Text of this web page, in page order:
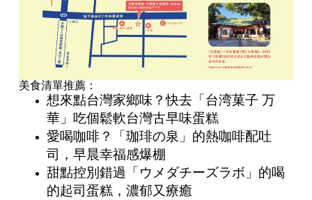
美食清單推薦：
想來點台灣家鄉味？快去「台湾菓子 万
華」吃個鬆軟台灣古早味蛋糕
愛喝咖啡？「珈琲の泉」的熱咖啡配吐
司，早晨幸福感爆棚
甜點控別錯過「ウメダチーズラボ」的喝
的起司蛋糕，濃郁又療癒